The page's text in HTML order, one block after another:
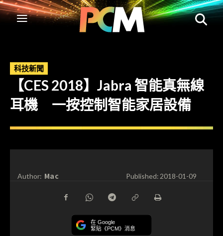
科技新聞
【CES 2018】Jabra 智能真無線
耳機 一按控制智能家居設備
Author: Mac Published:2018-01-09
在 Google
緊貼《PCM》消息